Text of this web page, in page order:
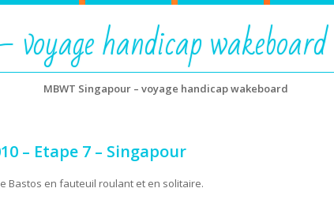
handicap wakeboard
MBWT Singapour – voyage handicap wakeboard
– Etape 7 – Singapour
Bastos en fauteuil roulant et en solitaire.